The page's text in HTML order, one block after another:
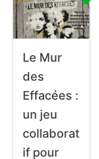
Le Mur
des
Effacées :
un jeu
collaborat
if pour